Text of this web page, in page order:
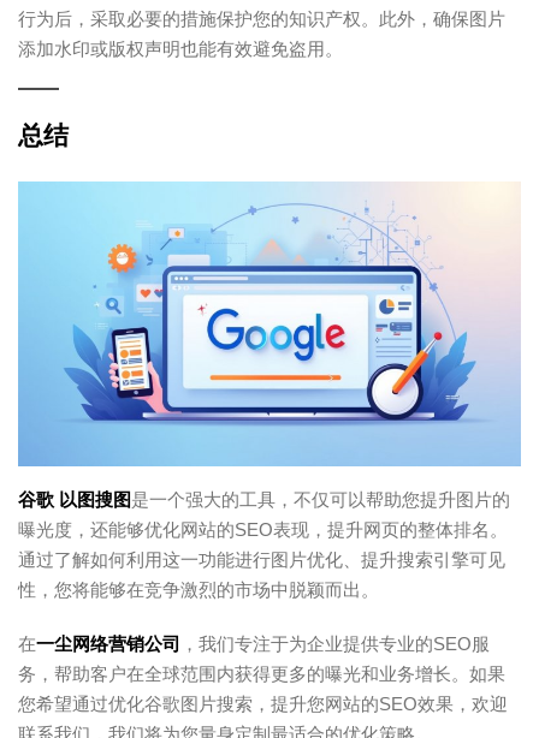
行为后，采取必要的措施保护您的知识产权。此外，确保图片
添加水印或版权声明也能有效避免盗用。
总结
谷歌 以图搜图是一个强大的工具，不仅可以帮助您提升图片的
曝光度，还能够优化网站的SEO表现，提升网页的整体排名。
通过了解如何利用这一功能进行图片优化、提升搜索引擎可见
性，您将能够在竞争激烈的市场中脱颖而出。
在一尘网络营销公司 ，我们专注于为企业提供专业的SEO服
务，帮助客户在全球范围内获得更多的曝光和业务增长。如果
您希望通过优化谷歌图片搜索，提升您网站的SEO效果，欢迎